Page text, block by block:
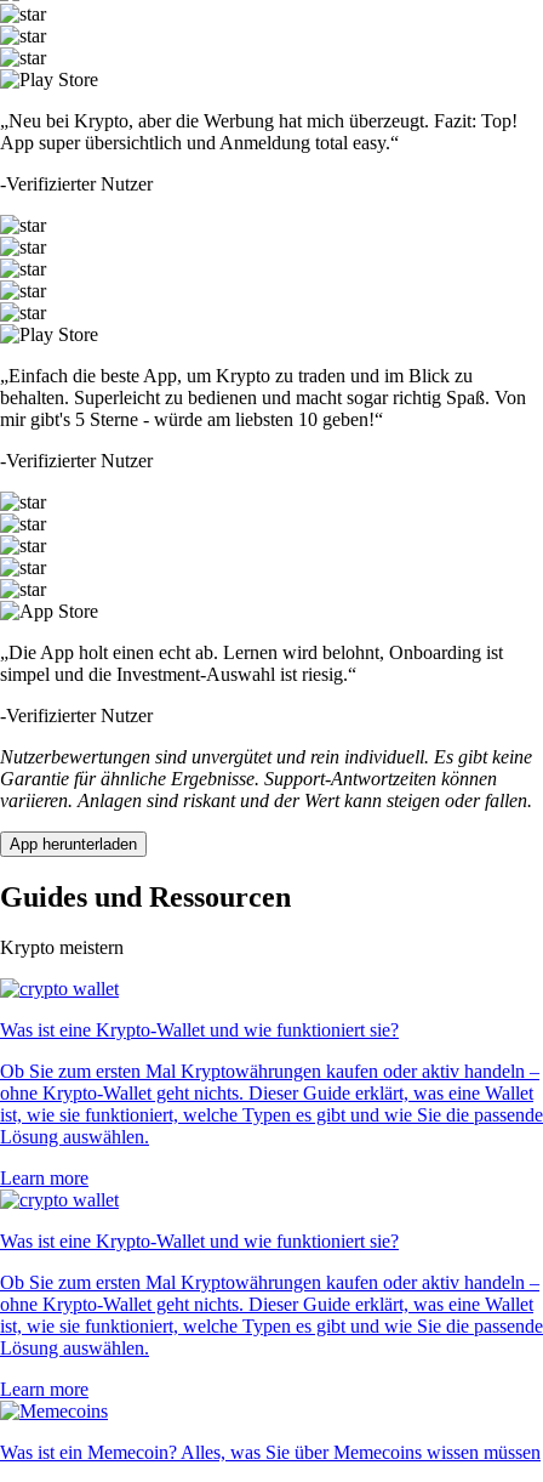
„Neu bei Krypto, aber die Werbung hat mich überzeugt. Fazit: Top!
App super übersichtlich und Anmeldung total easy.“
-Verifizierter Nutzer
„Einfach die beste App, um Krypto zu traden und im Blick zu
behalten. Superleicht zu bedienen und macht sogar richtig Spaß. Von
mir gibt's 5 Sterne - würde am liebsten 10 geben!“
-Verifizierter Nutzer
„Die App holt einen echt ab. Lernen wird belohnt, Onboarding ist
simpel und die Investment-Auswahl ist riesig.“
-Verifizierter Nutzer
Nutzerbewertungen sind unvergütet und rein individuell. Es gibt keine
Garantie für ähnliche Ergebnisse. Support-Antwortzeiten können
variieren. Anlagen sind riskant und der Wert kann steigen oder fallen.
App herunterladen
Guides und Ressourcen
Krypto meistern
Was ist eine Krypto-Wallet und wie funktioniert sie?
Ob Sie zum ersten Mal Kryptowährungen kaufen oder aktiv handeln –
ohne Krypto-Wallet geht nichts. Dieser Guide erklärt, was eine Wallet
ist, wie sie funktioniert, welche Typen es gibt und wie Sie die passende
Lösung auswählen.
Learn more
Was ist eine Krypto-Wallet und wie funktioniert sie?
Ob Sie zum ersten Mal Kryptowährungen kaufen oder aktiv handeln –
ohne Krypto-Wallet geht nichts. Dieser Guide erklärt, was eine Wallet
ist, wie sie funktioniert, welche Typen es gibt und wie Sie die passende
Lösung auswählen.
Learn more
Was ist ein Memecoin? Alles, was Sie über Memecoins wissen müssen